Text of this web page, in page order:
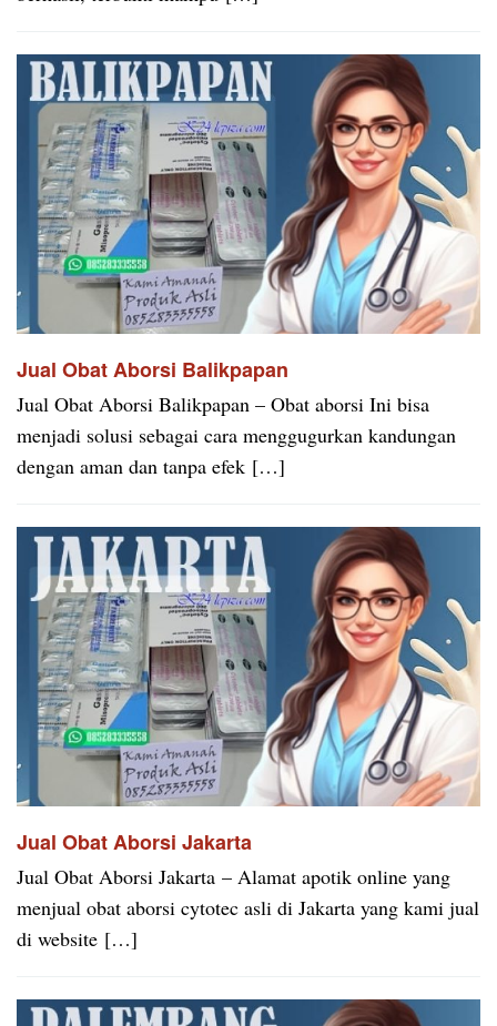
Jual Obat Aborsi Balikpapan
Jual Obat Aborsi Balikpapan – Obat aborsi Ini bisa
menjadi solusi sebagai cara menggugurkan kandungan
dengan aman dan tanpa efek […]
Jual Obat Aborsi Jakarta
Jual Obat Aborsi Jakarta – Alamat apotik online yang
menjual obat aborsi cytotec asli di Jakarta yang kami jual
di website […]